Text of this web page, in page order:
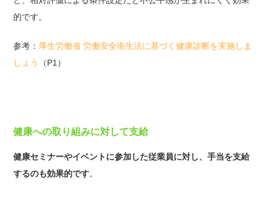
的です。
参考： 厚生労働省 労働安全衛生法に基づく健康診断を実施しま
しょう
（P1）
健康への取り組みに対して支給
健康セミナーやイベントに参加した従業員に対し、手当を支給
するのも効果的です。